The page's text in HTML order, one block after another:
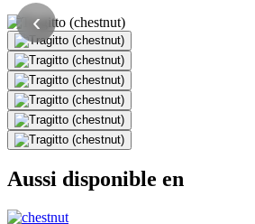
‹
Aussi disponible en